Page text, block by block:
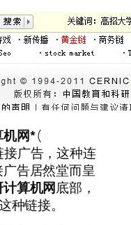
机网*(
广告，这种连
告居然堂而皇
算机网底部，
种链接。